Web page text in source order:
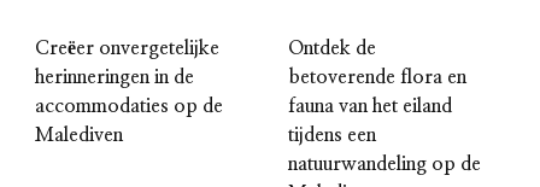
Creëer onvergetelijke
herinneringen in de
accommodaties op de
Malediven
Ontdek de
betoverende flora en
fauna van het eiland
tijdens een
natuurwandeling op de